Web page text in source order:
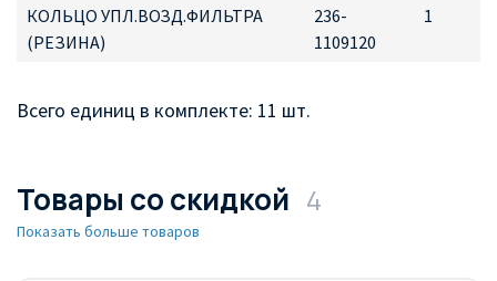
КОЛЬЦО УПЛ.ВОЗД.ФИЛЬТРА
(РЕЗИНА)
236-
1109120
1
Всего единиц в комплекте: 11 шт.
Товары со скидкой 4
Показать больше товаров